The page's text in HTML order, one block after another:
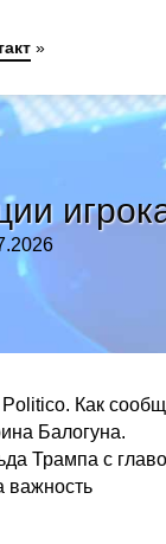
Как
Балогуна.
Трампа с
важность
»